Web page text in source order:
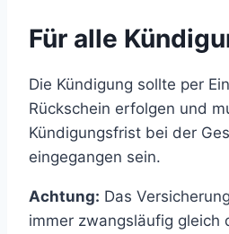
Für alle
Die Kündigung sollte per
Rückschein erfolgen und
Kündigungsfrist bei der
eingegangen sein.
Achtung: Das
immer zwangsläufig gleich